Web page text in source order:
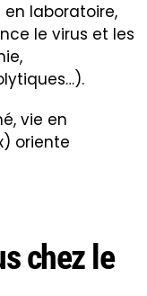
en laboratoire,
le virus et les
vie en
oriente
chez le